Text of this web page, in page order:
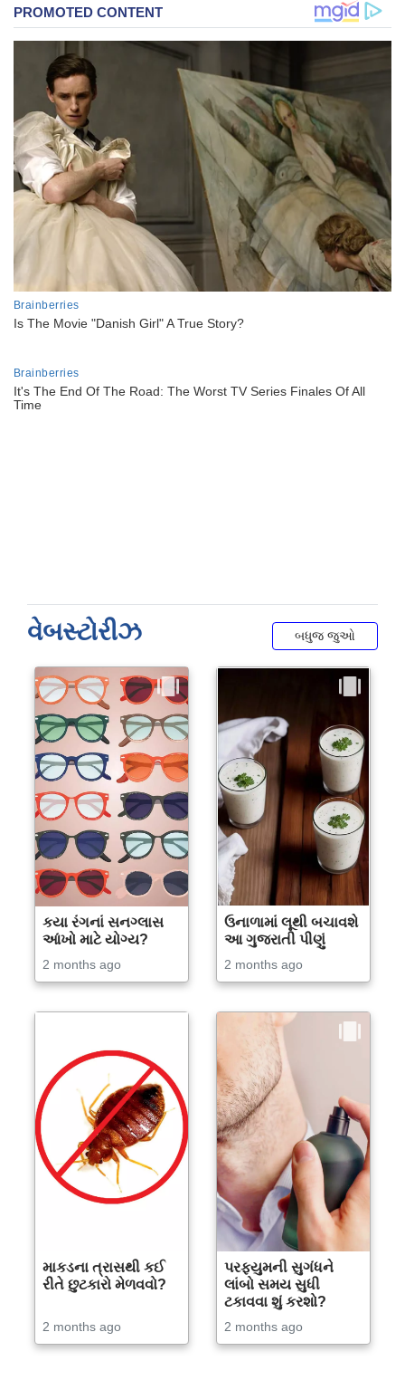
વેબસ્ટોરીઝ બધુજ જુઓ
કયા રંગનાં સનગ્લાસ
આંખો માટે યોગ્ય?
2 months ago
ઉનાળામાં લૂથી બચાવશે
આ ગુજરાતી પીણું
2 months ago
માકડના ત્રાસથી કઈ
રીતે છુટકારો મેળવવો?
2 months ago
પરફ્યુમની સુગંધને
લાંબો સમય સુધી
ટકાવવા શું કરશો?
2 months ago